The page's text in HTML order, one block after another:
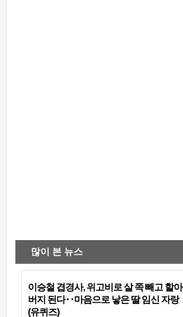
많이 본 뉴스
이승철 겹경사, 위고비로 살 쪽 빼고 할아
버지 된다‥마음으로 낳은 딸 임신 자랑
(유퀴즈)